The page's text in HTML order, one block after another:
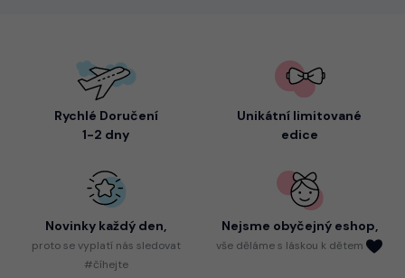
Rychlé Doručení
1-2 dny
Unikátní limitované
edice
Novinky každý den,
protose vyplatí nás sledovat
#číhejte
Nejsme obyčejný eshop,
vše děláme s láskou k dětem